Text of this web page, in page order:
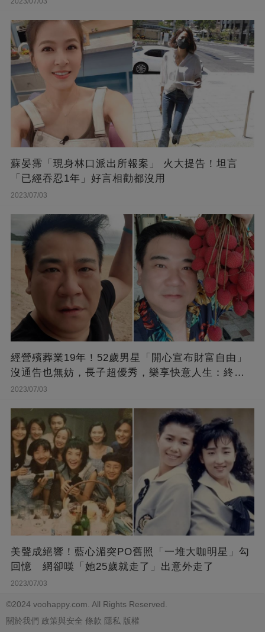
蘇晏霈「現身林口派出所報案」 火大提告！坦言
「已經吞忍1年」好言相勸都沒用
2023/07/03
經營殯葬業19年！52歲男星「開心宣布財富自由」
沒通告也無妨，長子超優秀，樂享快意人生：終于
能遊山玩水！
2023/07/03
美聲成絕響！藍心湄突PO舊照「一堆大咖明星」勾
回憶 網卻嘆「她25歲就走了」出意外走了
2023/07/03
©2024 voohappy.com. All Rights Reserved.
關於我們 政策與安全 條款 隱私 版權